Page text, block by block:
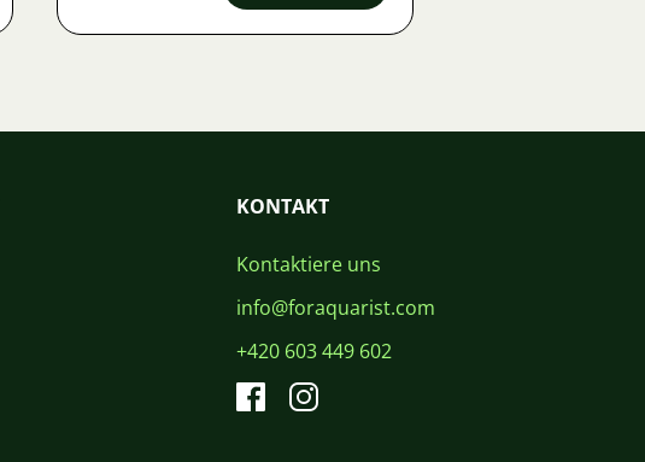
KONTAKT
Kontaktiere uns
info@foraquarist.com
+420 603 449 602